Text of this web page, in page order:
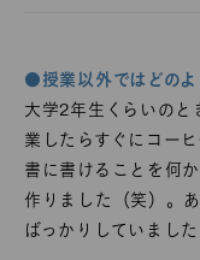
●授業以外ではどのよ
大学2年生くらいのと
業したらすぐにコー
書に書けることを何
作りました（笑）。
ばっかりしていました